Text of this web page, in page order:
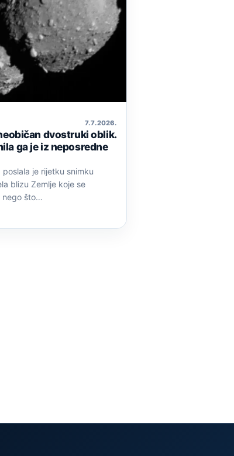
7. 7. 2026.
dvostruki oblik.
ga je iz neposredne
je rijetku snimku
blizu Zemlje koje se
nego što…